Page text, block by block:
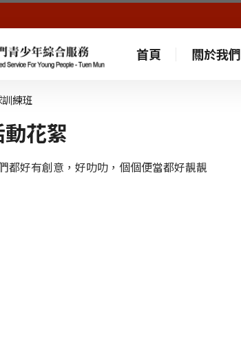
首頁 關於我們
舒壓瓶工
花絮
都好有創意，好叻叻，個個便當都好靚靚